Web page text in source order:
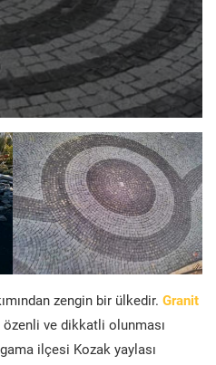
zengin bir ülkedir. Granit
özenli ve dikkatli olunması
ilçesi Kozak yaylası